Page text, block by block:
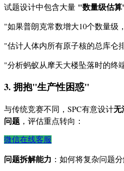
试题设计中包含大量 "数量级估
"如果普朗克常数增大10个数量级
"估计人体内所有原子核的总库仑
"分析蚂蚁从摩天大楼坠落时的终
3. 拥抱"生产性困惑"
与传统竞赛不同，SPC有意设计无
问题 ，评估重点转向：
微信在线客服
问题拆解能力 ：如何将复杂问题